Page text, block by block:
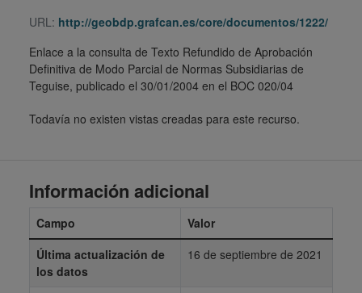
URL: http://geobdp.grafcan.es/core/documentos/1222/
Enlace a la consulta de Texto Refundido de Aprobación
Definitiva de Modo Parcial de Normas Subsidiarias de
Teguise, publicado el 30/01/2004 en el BOC 020/04
Todavía no existen vistas creadas para este recurso.
Información adicional
Campo
Valor
Última actualización de
los datos
16 de septiembre de 2021